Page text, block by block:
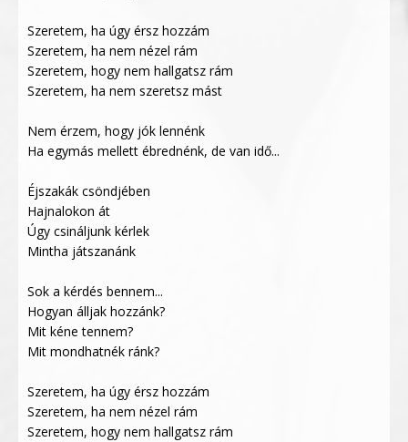
Szeretem, ha úgy érsz hozzám
Szeretem, ha nem nézel rám
Szeretem, hogy nem hallgatsz rám
Szeretem, ha nem szeretsz mást
Nem érzem, hogy jók lennénk
Ha egymás mellett ébrednénk, de van idő...
Éjszakák csöndjében
Hajnalokon át
Úgy csináljunk kérlek
Mintha játszanánk
Sok a kérdés bennem...
Hogyan álljak hozzánk?
Mit kéne tennem?
Mit mondhatnék ránk?
Szeretem, ha úgy érsz hozzám
Szeretem, ha nem nézel rám
Szeretem, hogy nem hallgatsz rám